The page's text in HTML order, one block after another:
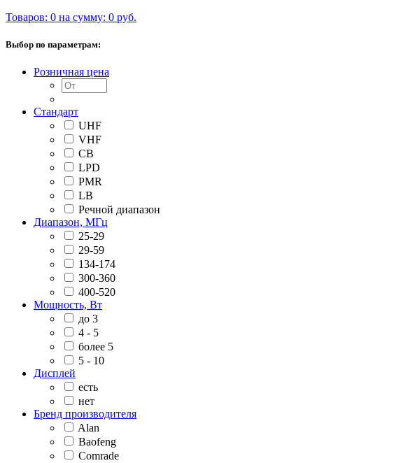
Товаров: 0 на сумму: 0 руб.
Выбор по параметрам:
Розничная цена
Стандарт
UHF
VHF
CB
LPD
PMR
LB
Речной диапазон
Диапазон, МГц
25-29
29-59
134-174
300-360
400-520
Мощность, Вт
до 3
4 - 5
более 5
5 - 10
Дисплей
есть
нет
Бренд производителя
Alan
Baofeng
Comrade